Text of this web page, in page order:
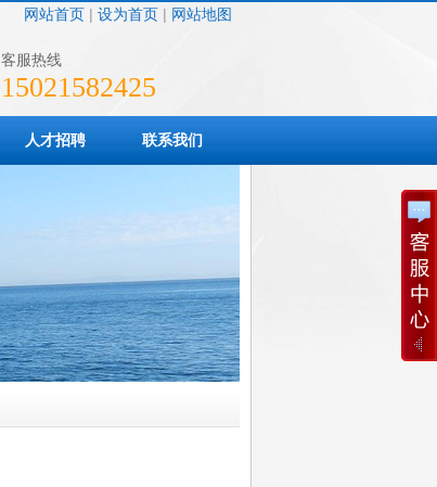
网站首页| 设为首页| 网站地图
客服热线
15021582425
人才招聘 联系我们